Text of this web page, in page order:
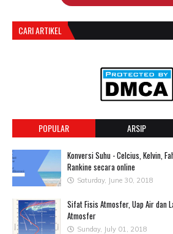
CARI ARTIKEL
POPULAR ARSIP
Konversi Suhu - Celcius, Kelvin,
Rankine secara online
Saturday, June 30, 2018
Sifat Fisis Atmosfer, Uap Air dan
Atmosfer
Sunday, July 01, 2018